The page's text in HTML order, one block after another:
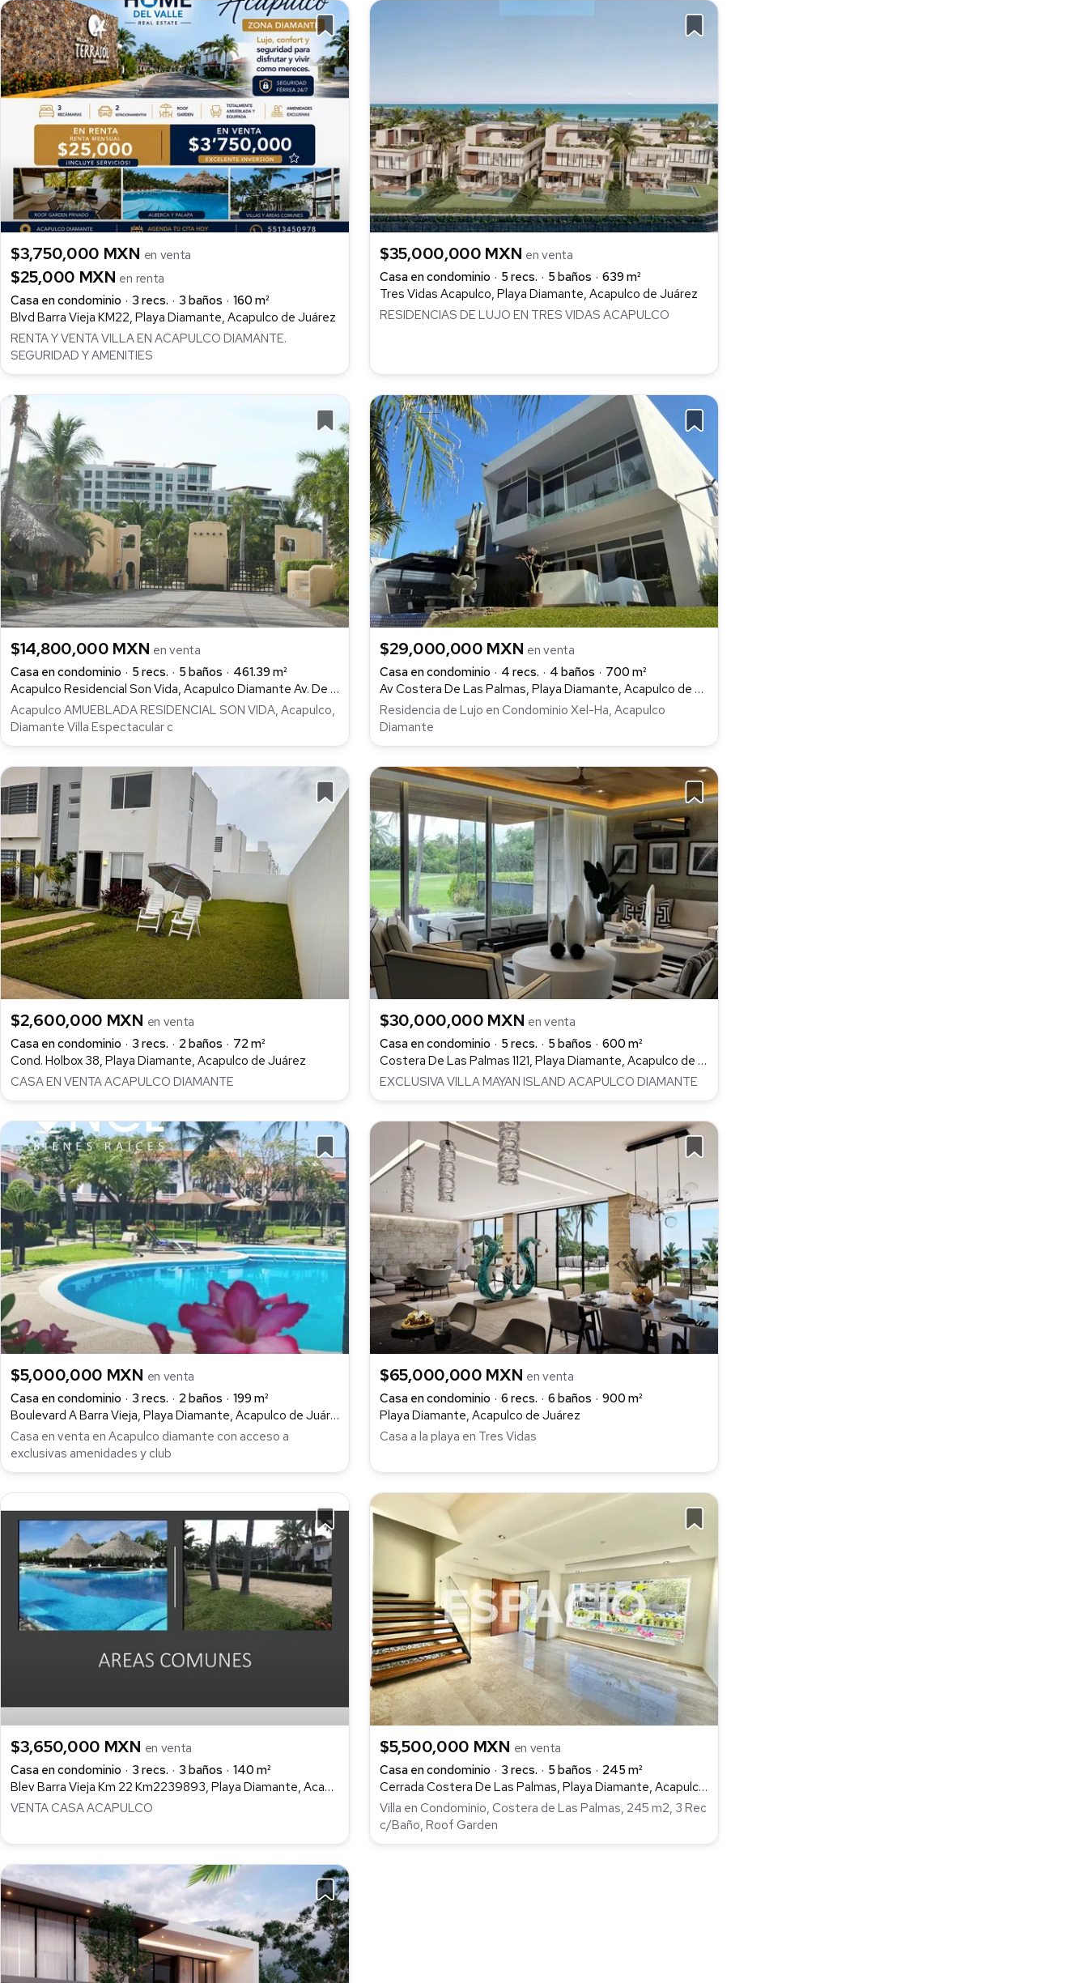
$3,750,000 MXN en venta
$25,000 MXN en renta
Casa en condominio
3 recs. 3 baños
160 m²
Blvd Barra Vieja KM22, Playa Diamante, Acapulco de Juárez
RENTA Y VENTA VILLA EN ACAPULCO DIAMANTE.
SEGURIDAD Y AMENITIES
$35,000,000 MXN en venta
Casa en condominio
5 recs. 5 baños
639 m²
Tres Vidas Acapulco, Playa Diamante, Acapulco de Juárez
RESIDENCIAS DE LUJO EN TRES VIDAS ACAPULCO
$14,800,000 MXN en venta
Casa en condominio
5 recs. 5 baños
461.39 m²
Acapulco Residencial Son Vida, Acapulco Diamante Av. De Las Palmas, Playa Diamante, Acapulco de Juárez
Acapulco AMUEBLADA RESIDENCIAL SON VIDA, Acapulco,
Diamante Villa Espectacular c
$29,000,000 MXN en venta
Casa en condominio
4 recs. 4 baños
700 m²
Av Costera De Las Palmas, Playa Diamante, Acapulco de Juárez
Residencia de Lujo en Condominio Xel-Ha, Acapulco
Diamante
$2,600,000 MXN en venta
Casa en condominio
3 recs. 2 baños
72 m²
Cond. Holbox 38, Playa Diamante, Acapulco de Juárez
CASA EN VENTA ACAPULCO DIAMANTE
$30,000,000 MXN en venta
Casa en condominio
5 recs. 5 baños
600 m²
Costera De Las Palmas 1121, Playa Diamante, Acapulco de Juárez
EXCLUSIVA VILLA MAYAN ISLAND ACAPULCO DIAMANTE
$5,000,000 MXN en venta
Casa en condominio
3 recs. 2 baños
199 m²
Boulevard A Barra Vieja, Playa Diamante, Acapulco de Juárez
Casa en venta en Acapulco diamante con acceso a
exclusivas amenidades y club
$65,000,000 MXN en venta
Casa en condominio
6 recs. 6 baños
900 m²
Playa Diamante, Acapulco de Juárez
Casa a la playa en Tres Vidas
$3,650,000 MXN en venta
Casa en condominio
3 recs. 3 baños
140 m²
Blev Barra Vieja Km 22 Km2239893, Playa Diamante, Acapulco de Juárez
VENTA CASA ACAPULCO
$5,500,000 MXN en venta
Casa en condominio
3 recs. 5 baños
245 m²
Cerrada Costera De Las Palmas, Playa Diamante, Acapulco de Juárez
Villa en Condominio, Costera de Las Palmas, 245 m2, 3 Rec
c/Baño, Roof Garden